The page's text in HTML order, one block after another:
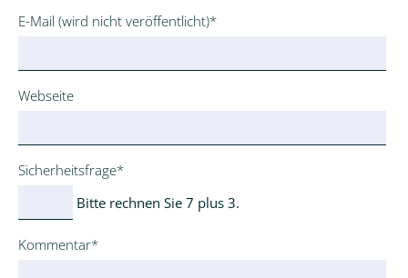
Pflichtfeld
E-Mail (wird nicht veröffentlicht)*
Webseite
Pflichtfeld
Sicherheitsfrage*
Bitte rechnen Sie 7 plus 3.
Pflichtfeld
Kommentar*